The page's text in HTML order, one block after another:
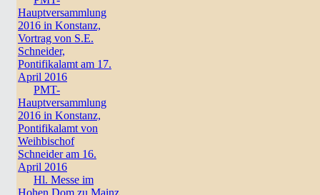
Hauptversammlung
2016 in Konstanz,
Vortrag von S.E.
Schneider,
Pontifikalamt am 17.
April 2016
PMT-
Hauptversammlung
2016 in Konstanz,
Pontifikalamt von
Weihbischof
Schneider am 16.
April 2016
Hl. Messe im
Hohen Dom zu Mainz